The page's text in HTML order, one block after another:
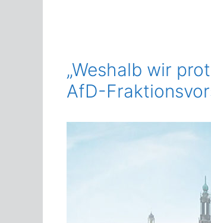
„Weshalb wir
AfD-